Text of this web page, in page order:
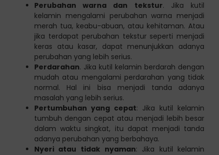
Perubahan warna dan tekstur. Jika kutil
kelamin mengalami perubahan warna menjadi
merah tua, keabu-abuan, atau kehitaman. Atau
jika terdapat perubahan tekstur seperti menjadi
keras atau kasar, dapat menunjukkan adanya
perubahan yang lebih serius.
Perdarahan. Jika kutil kelamin berdarah dengan
mudah atau mengalami perdarahan yang tidak
normal. Hal ini bisa menjadi tanda adanya
masalah yang lebih serius.
Pertumbuhan yang cepat: Jika kutil kelamin
tumbuh dengan cepat atau menjadi lebih besar
dalam waktu singkat, itu dapat menjadi tanda
adanya perubahan yang berbahaya.
Nyeri atau tidak nyaman: Jika kutil kelamin